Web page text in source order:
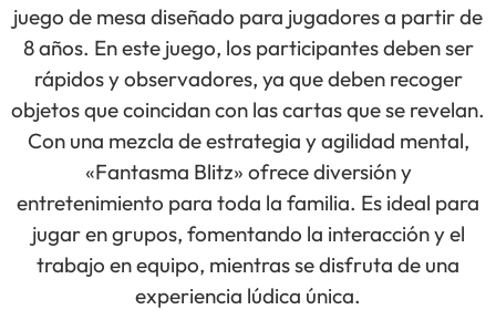
juego de mesa diseñado para jugadores a partir de
8 años. En este juego, los participantes deben ser
rápidos y observadores, ya que deben recoger
objetos que coincidan con las cartas que se revelan.
Con una mezcla de estrategia y agilidad mental,
«Fantasma Blitz» ofrece diversión y
entretenimiento para toda la familia. Es ideal para
jugar en grupos, fomentando la interacción y el
trabajo en equipo, mientras se disfruta de una
experiencia lúdica única.